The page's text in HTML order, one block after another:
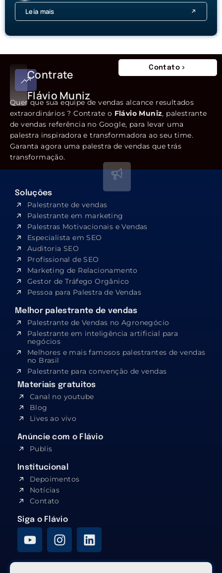
Leia mais
Contrate
Flávio Muniz
Contato
Quer que sua equipe de vendas alcance resultados
extraordinários ? Contrate o Flávio Muniz, palestrante
de vendas referência no Google, para levar uma
palestra inspiradora e transformadora ao seu time.
Garanta agora uma palestra de vendas que trás
transformação.
Soluções
Palestrante de vendas
Palestrante em marketing
Palestras Motivacionais e Vendas
Especialista em SEO​
Auditoria SEO
Profissional de SEO
Marketing de Relacionamento
Gestor de Tráfego Orgânico
Pessoa para Palestra de Vendas
Melhor palestrante de vendas
Palestrante de Vendas no Agronegócio
Palestrante em inteligência artificial para
negócios
Melhores e mais famosos palestrantes de vendas
no Brasil
Palestrante para convenção de vendas
Materiais gratuitos
Canal no youtube
Blog
Lives ao vivo
Anúncie com o Flávio
Publis
Institucional
Depoimentos
Notícias
Contato
Siga o Flávio